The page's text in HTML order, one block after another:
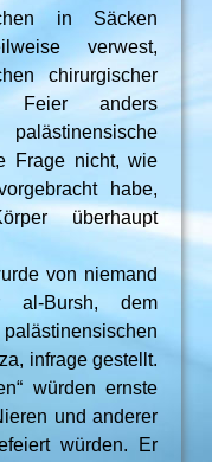
in Säcken
verwest,
chirurgischer
anders
Frage nicht, wie
habe,
überhaupt
von niemand
al-Bursh, dem
infrage gestellt.
würden ernste
und anderer
würden. Er